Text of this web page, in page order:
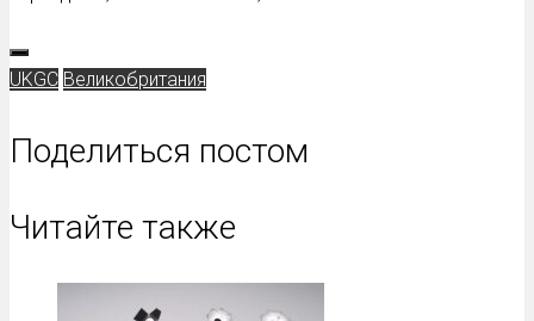
UKGC Великобритания
Поделиться постом
Читайте также